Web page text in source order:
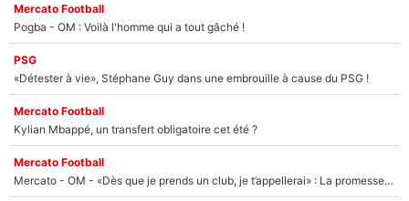
Mercato Football
Pogba - OM : Voilà l'homme qui a tout gâché !
PSG
«Détester à vie», Stéphane Guy dans une embrouille à cause du PSG !
Mercato Football
Kylian Mbappé, un transfert obligatoire cet été ?
Mercato Football
Mercato - OM - «Dès que je prends un club, je t’appellerai» : La promesse de Marcelino au moment de claquer la porte